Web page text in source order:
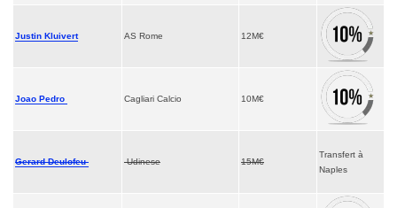
Justin Kluivert AS Rome 12M€
Joao Pedro Cagliari Calcio 10M€
Gerard Deulofeu Udinese 15M€
Transfert à
Naples